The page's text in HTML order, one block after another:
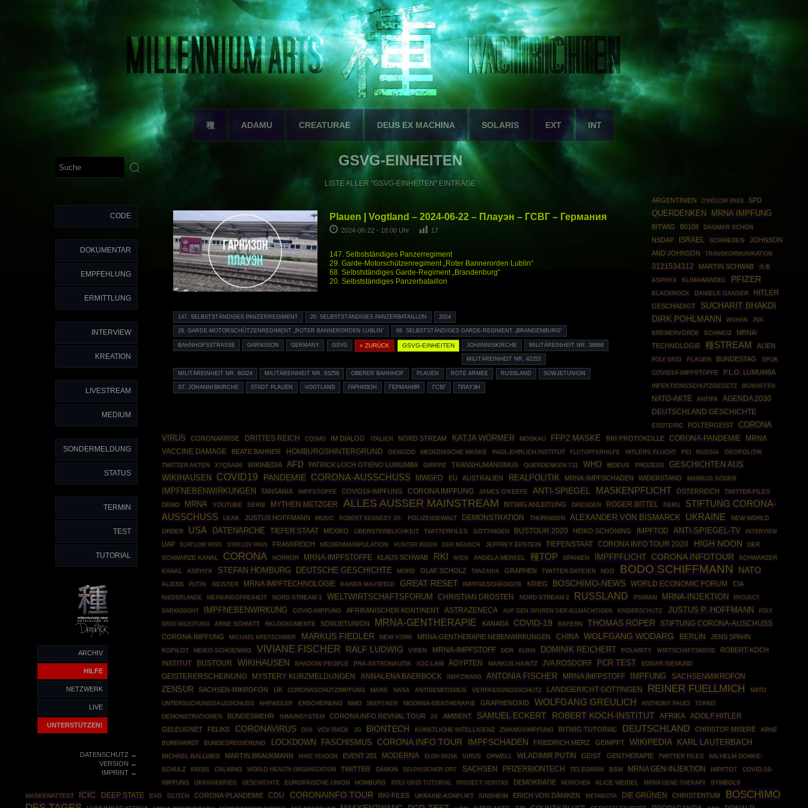
種 ADAMU CREATURAE DEUS EX MACHINA SOLARIS EXT INT
CODE
DOKUMENTAR
EMPFEHLUNG
ERMITTLUNG
INTERVIEW
KREATION
LIVESTREAM
MEDIUM
SONDERMELDUNG
STATUS
TERMIN
TEST
TUTORIAL
ARCHIV
HILFE
NETZWERK
LIVE
UNTERSTÜTZEN!
DATENSCHUTZ←
VERSION ←
IMPRINT←
GSVG-EINHEITEN
LISTE ALLER "GSVG-EINHEITEN" EINTRÄGE
Plauen | Vogtland – 2024-06-22 – Плауэн – ГСВГ – Германия
2024-06-22 - 18:00 Uhr 17
147. Selbstständiges Panzerregiment
29. Garde-Motorschützenregiment „Roter Bannerorden Lublin“
68. Selbstständiges Garde-Regiment „Brandenburg“
20. Selbstständiges Panzerbataillon
147. SELBSTSTÄNDIGES PANZERREGIMENT 20. SELBSTSTÄNDIGES PANZERBATAILLON 2024
29. GARDE-MOTORSCHÜTZENREGIMENT „ROTER BANNERORDEN LUBLIN“ 68. SELBSTSTÄNDIGES GARDE-REGIMENT „BRANDENBURG“
BAHNHOFSSTRASSE GARNISION GERMANY GSVG « ZURÜCK GSVG-EINHEITEN JOHANNISKIRCHE MILITÄREINHEIT NR. 38868
MILITÄREINHEIT NR. 42253
MILITÄREINHEIT NR. 60324 MILITÄREINHEIT NR. 93259 OBERER BAHNHOF PLAUEN ROTE ARMEE RUSSLAND SOWJETUNION
ST. JOHANNISKIRCHE STADT PLAUEN VOGTLAND ГАРНИЗОН ГЕРМАНИЯ ГСВГ ПЛАУЭН
ARGENTINIEN DYATLOW PASS SPD
QUERDENKEN MRNA IMPFUNG
BITWIG B0108 DAGMAR SCHÖN
NSDAP ISRAEL SCHWEDEN
JOHNSON
AND JOHNSON
TRANSKOMMUNIKATION
3121534312 MARTIN SCHWAB
大名
ASPHYX
KLIMAWANDEL PFIZER
BLACKROCK DANIELE GANSER HITLER
GESCHÄDIGT SUCHARIT BHAKDI
DIRK POHLMANN WUHAN
JVA
BREMERVÖRDE
SCHWEIZ
MRNA-
TECHNOLOGIE
種STREAM ALIEN
POLY GRID PLAUEN BUNDESTAG
SPUK
COVID19-IMPFSTOFFE
P.L.O. LUMUMBA
INFEKTIONSSCHUTZGESETZ BIOWAFFEN
NATO-AKTE ANTIFA AGENDA 2030
DEUTSCHLAND GESCHICHTE
ESOTERIC POLTERGEIST
CORONA
VIRUS
CORONAKRISE DRITTES REICH COSMO IM DIALOG ITALIEN NORD STREAM KATJA WÖRMER MOSKAU FFP2 MASKE RKI-PROTOKOLLE CORONA-PANDEMIE
MRNA
VACCINE DAMAGE
BEATE BAHNER HOMBURGSHINTERGRUND GENOZID MEDIZINISCHE MASKE PAUL-EHRLICH INSTITUT FLUTOPFERHILFE HITLERS FLUCHT PEI RUSSIA
GEOPOLITIK
TWITTER AKTEN
X7Q5A96 WIKIMEDIA AFD PATRICK LOCH OTIENO LUMUMBA GRIPPE TRANSHUMANISMUS QUERDENKEN 711 WHO 種DEUS PROZESS
GESCHICHTEN AUS
WIKIHAUSEN
COVID19 PANDEMIE CORONA-AUSSCHUSS MWGFD EU AUSTRALIEN REALPOLITIK MRNA-IMPFSCHADEN WIDERSTAND MARKUS SÖDER
IMPFNEBENWIRKUNGEN TANSANIA IMPFSTOFFE COVID19-IMPFUNG CORONA IMPFUNG JAMES O'KEEFE ANTI-SPIEGEL MASKENPFLICHT ÖSTERREICH
TWITTER-FILES
DEMO
MRNA YOUTUBE SERIE MYTHEN METZGER ALLES AUSSER MAINSTREAM BITWIG ANLEITUNG DRESDEN ROGER BITTEL PERU
STIFTUNG CORONA-
AUSSCHUSS
LEAK JUSTUS HOFFMANN MUSIC ROBERT KENNEDY JR. POLIZEIGEWALT DEMONSTRATION THÜRINGEN ALEXANDER VON BISMARCK UKRAINE
NEW WORLD
ORDER
USA DATENARCHE TIEFER STAAT MEXIKO ÜBERSTERBLICHKEIT TWITTERFILES GÖTTINGEN BUSTOUR 2020 HEIKO SCHÖNING IMPFTOD ANTI-SPIEGEL-TV INTERVIEW
UAP DJATLOW PASS DYATLOV PASS FRANKREICH MEDIENMANIPULATION HUNTER BIDEN DER MENSCH JEFFREY EPSTEIN TIEFENSTAAT CORONA INFO TOUR 2020 HIGH NOON
DER
SCHWARZE KANAL
CORONA HORROR MRNA-IMPFSTOFFE KLAUS SCHWAB RKI WIEN ANGELA MERKEL 種TOP SPANIEN IMPFPFLICHT CORONA INFOTOUR
SCHWARZER
KANAL
ASPHYX STEFAN HOMBURG DEUTSCHE GESCHICHTE MORD OLAF SCHOLZ TANZANIA GRAPHEN TWITTER-DATEIEN NGO BODO SCHIFFMANN NATO
ALIENS PUTIN GEISTER MRNA IMPFTECHNOLOGIE RAINER MAUSFELD GREAT RESET IMPFGESCHÄDIGTE KRIEG BOSCHIMO-NEWS WORLD ECONOMIC FORUM CIA
NIEDERLANDE MEINUNGSFREIHEIT NORD STREAM 1 WELTWIRTSCHAFTSFORUM CHRISTIAN DROSTEN NORD STREAM 2 RUSSLAND PSIRAM MRNA-INJEKTION
PROJECT
DARKKNIGHT
IMPFNEBENWIRKUNG COVID-IMPFUNG AFRIKANISCHER KONTINENT ASTRAZENECA AUF DEN SPUREN DER ALLMÄCHTIGEN KINDERSCHUTZ JUSTUS P. HOFFMANN
POLY
GRID ANLEITUNG
ARNE SCHMITT RKI-DOKUMENTE SOWJETUNION MRNA-GENTHERAPIE KANADA COVID-19 BAYERN THOMAS RÖPER STIFTUNG CORONA-AUSCHUSS
CORONA-IMPFUNG MICHAEL KRETSCHMER MARKUS FIEDLER NEW YORK MRNA-GENTHERAPIE NEBENWIRKUNGEN CHINA WOLFGANG WODARG BERLIN JENS SPAHN
KOPILOT HEIKO SCHOENING VIVIANE FISCHER RALF LUDWIG VIREN MRNA-IMPFSTOFF DDR KLIMA DOMINIK REICHERT POLARITY WIRTSCHAFTSKRISE
ROBERT-KOCH
INSTITUT
BUSTOUR WIKIHAUSEN SHADOW PEOPLE PRÄ-ASTRONAUTIK ICIC.LAW ÄGYPTEN MARKUS HAINTZ JVA ROSDORF PCR TEST EDGAR SIEMUND
GEISTERERSCHEINUNG MYSTERY KURZMELDUNGEN ANNALENA BAERBOCK IMPFZWANG ANTONIA FISCHER MRNA IMFPSTOFF IMPFUNG SACHSENMIKROFON
ZENSUR SACHSEN-MIKROFON UK CORONASCHUTZIMPFUNG MARS NASA ANTISEMITISMUS VERFASSUNGSSCHUTZ LANDGERICHT GÖTTINGEN REINER FUELLMICH
NATO
UNTERSUCHUNGSAUSSCHUSS
AHRWEILER ERSCHEINUNG NWO SKEPTIKER MODRNA-GENTHERAPIE GRAPHENOXID WOLFGANG GREULICH ANTHONY FAUCI
TÜRKEI
DEMONSTRATIONEN
BUNDESWEHR IMMUNSYSTEM CORONA INFO REVIVAL TOUR 2G AMBIENT SAMUEL ECKERT ROBERT KOCH-INSTITUT AFRIKA ADOLF HITLER
GELEUGNET FELIKS CORONAVIRUS DIVI VCV RACK 3G BIONTECH KÜNSTLICHE INTELLIGENZ ZWANGSIMPFUNG BITWIG TUTORIAL DEUTSCHLAND CHRISTOF MISERÉ
ARNE
BURKHARDT
BUNDESREGIERUNG LOCKDOWN FASCHISMUS CORONA INFO TOUR IMPFSCHADEN FRIEDRICH MERZ GEIMPFT WIKIPEDIA KARL LAUTERBACH
MICHAEL BALLWEG MARTIN BRAUKMANN MIKE YEADON EVENT 201 MODERNA ELON MUSK VIRUS ORWELL WLADIMIR PUTIN GEIST GENTHERAPIE TWITTER FILES
WILHELM DOMKE-
SCHULZ
KREBS CALMING WORLD HEALTH ORGANIZATION TWITTER DÄMON DELPHISCHER ORT SACHSEN PFIZERBIONTECH TELEGRAM BSW MRNA GEN-INJEKTION IMPFTOT
COVID-19-
IMPFUNG
UKRAINEKRIEG GESCHICHTE EUROPÄISCHE UNION HOMBURG POLY GRID TUTORIAL PROJECT VERITAS DEMOKRATIE MÜNCHEN ALICE WEIDEL MRNA GENE THERAPY
SYMBOLS
MASKENATTEST
ICIC DEEP STATE EVD GLITCH CORONA-PLANDEMIE CDU CORONAINFO TOUR RKI-FILES UKRAINE-KONFLIKT SINSHEIM ERICH VON DÄNIKEN METABIOTA DIE GRÜNEN CHRISTENTUM
BOSCHIMO